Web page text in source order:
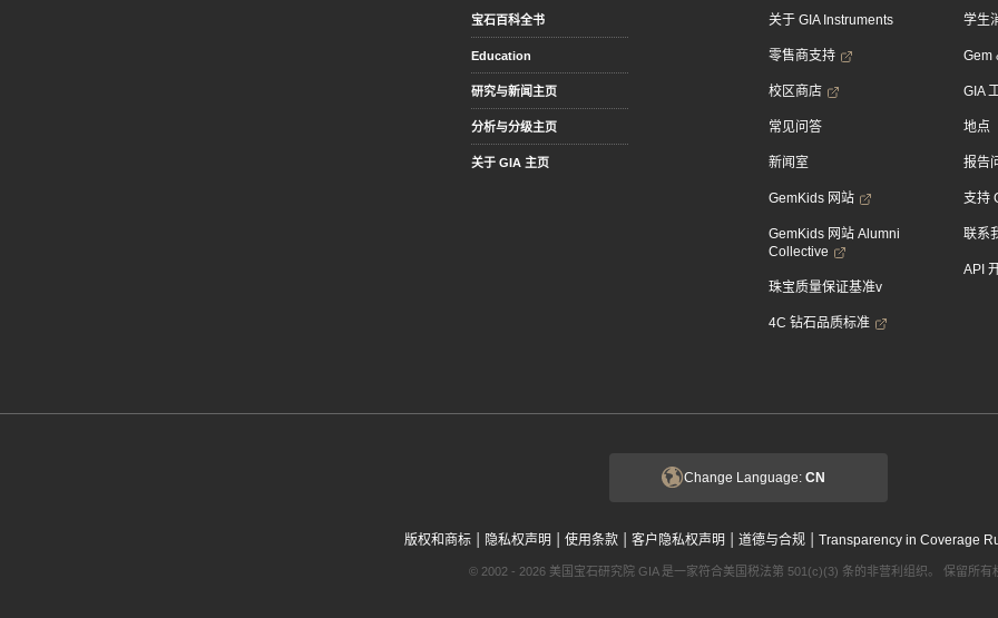
宝石百科全书
Education
研究与新闻主页
分析与分级主页
关于 GIA 主页
关于 GIA Instruments
零售商支持
校区商店
常见问答
新闻室
GemKids 网站
GemKids 网站 Alumni
Collective
珠宝质量保证基准v
4C 钻石品质标准
学生
Gem
GIA
地点
报告
支持
联系
API
Change Language: CN
版权和商标 | 隐私权声明 | 使用条款 | 客户隐私权声明 | 道德与合规 | Transparency in Coverage
© 2002 - 2026 美国宝石研究院 GIA 是一家符合美国税法第 501(c)(3) 条的非营利组织。 保留所有